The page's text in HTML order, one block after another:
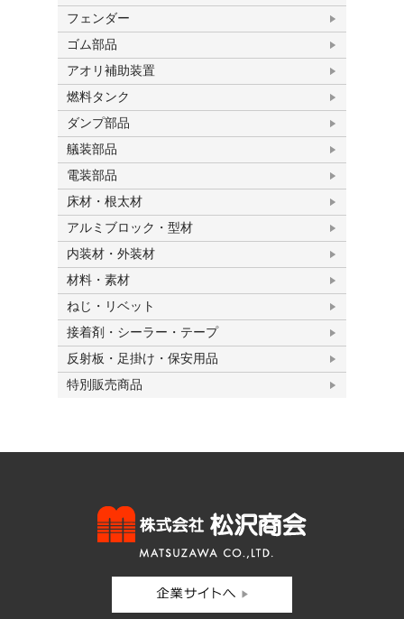
フェンダー
ゴム部品
アオリ補助装置
燃料タンク
ダンプ部品
艤装部品
電装部品
床材・根太材
アルミブロック・型材
内装材・外装材
材料・素材
ねじ・リベット
接着剤・シーラー・テープ
反射板・足掛け・保安用品
特別販売商品